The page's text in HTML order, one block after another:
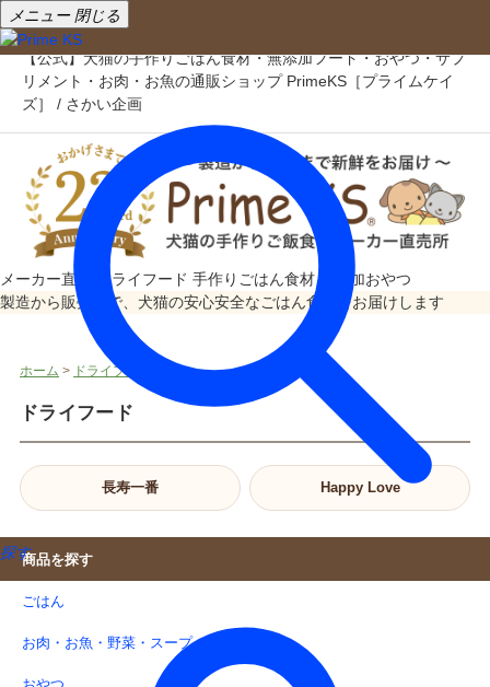
メニュー 閉じる
探す
【公式】犬猫の手作りごはん食材・無添加フード・おやつ・サプ
リメント・お肉・お魚の通販ショップ PrimeKS［プライムケイ
ズ］ / さかい企画
メーカー直売 ドライフード 手作りごはん食材
無添加おやつ
製造から販売まで、犬猫の安心安全なごはん食材をお届けします
ホーム > ドライフード
ドライフード
長寿一番 Happy Love
商品を探す
ごはん
お肉・お魚・野菜・スープ